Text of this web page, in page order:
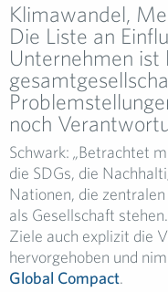
Klimawandel,
Die Liste an
Unternehmen ist
noch
Schwark: „Betrachtet
die SDGs, die
Nationen, die
als Gesellschaft
Ziele auch explizit die
hervorgehoben und
Global Compact.